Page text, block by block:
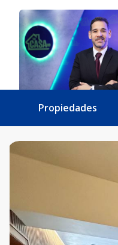
Propiedades
Apartamento en Venta